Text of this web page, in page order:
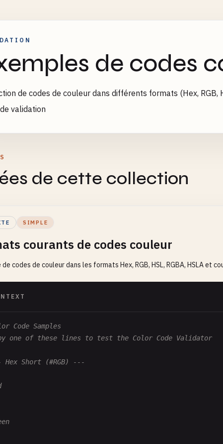
de codes
de codes de couleur dans différents formats (Hex, RGB,
validation
de cette collection
SIMPLE
courants de codes couleur
codes de couleur dans les formats Hex, RGB, HSL, RGBA, HSLA et
Code Samples
one of these lines to test the Color Code Validator
Short (#RGB) ---